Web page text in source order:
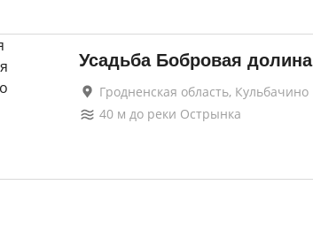
Усадьба Бобровая долина
Гродненская область, Кульбачино
40м до реки Острынка